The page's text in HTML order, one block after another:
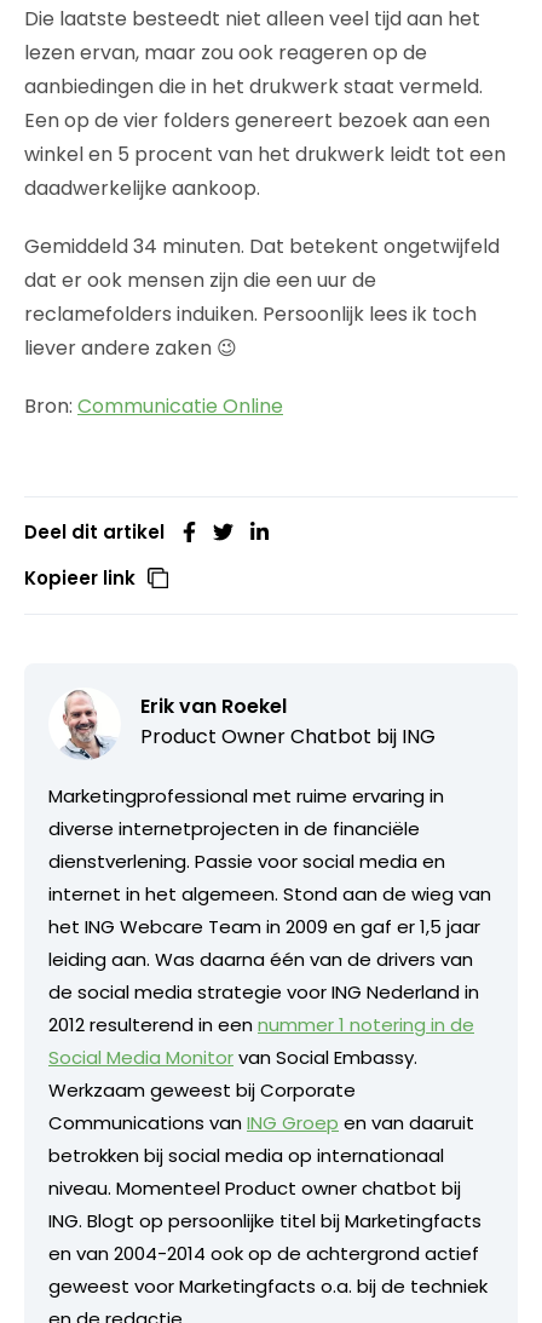
Die laatste besteedt niet alleen veel tijd aan het
lezen ervan, maar zou ook reageren op de
aanbiedingen die in het drukwerk staat vermeld.
Een op de vier folders genereert bezoek aan een
winkel en 5 procent van het drukwerk leidt tot een
daadwerkelijke aankoop.
Gemiddeld 34 minuten. Dat betekent ongetwijfeld
dat er ook mensen zijn die een uur de
reclamefolders induiken. Persoonlijk lees ik toch
liever andere zaken 😉
Bron: Communicatie Online
Deel dit artikel
Kopieer link
Erik van Roekel
Product Owner Chatbot bij ING
Marketingprofessional met ruime ervaring in
diverse internetprojecten in de financiële
dienstverlening. Passie voor social media en
internet in het algemeen. Stond aan de wieg van
het ING Webcare Team in 2009 en gaf er 1,5 jaar
leiding aan. Was daarna één van de drivers van
de social media strategie voor ING Nederland in
2012 resulterend in eennummer 1 notering in de
Social Media Monitorvan Social Embassy.
Werkzaam geweest bij Corporate
Communications vanING Groep en van daaruit
betrokken bij social media op internationaal
niveau. Momenteel Product owner chatbot bij
ING. Blogt op persoonlijke titel bij Marketingfacts
en van 2004-2014 ook op de achtergrond actief
geweest voor Marketingfacts o.a. bij de techniek